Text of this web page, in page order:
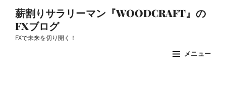
薪割りサラリーマン『WOODCRAFT』の
FXブログ
FXで未来を切り開く！
メニュー